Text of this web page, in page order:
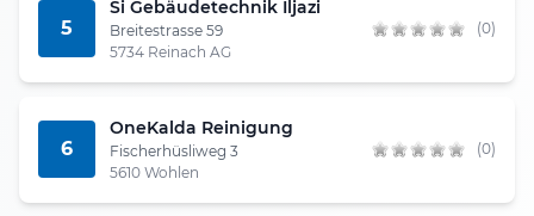
5
Si Gebäudetechnik Iljazi
Breitestrasse 59
5734 Reinach AG
(0)
6
OneKalda Reinigung
Fischerhüsliweg 3
5610 Wohlen
(0)